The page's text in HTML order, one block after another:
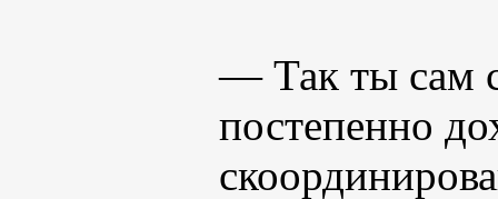
— Так ты сам
постепенно